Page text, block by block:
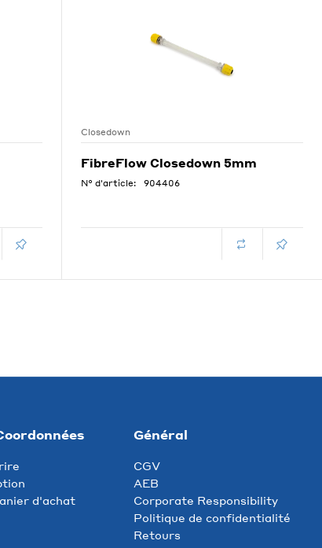
Closedown
FibreFlow Closedown 5mm
N° d'article: 904406
d'achat
Général
CGV
AEB
Corporate Responsibility
Politique de confidentialité
Retours